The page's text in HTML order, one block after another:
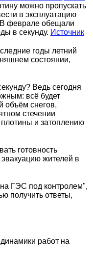
можно пропускать
в эксплуатацию
В феврале обещали
в секунду. Источник
годы летний
состоянии,
Ведь сегодня
всё будет
объём снегов,
стечении
и затоплению
готовность
жителей в
ГЭС под контролем",
получить ответы,
работ на